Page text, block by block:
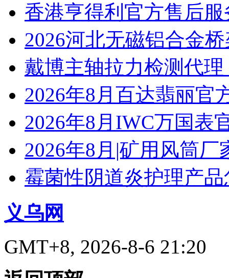
香港亨得利官方售后
2026河北无磁铝合金
戴博主轴拉力检测代
2026年8月百达翡丽官
2026年8月IWC万国表
2026年8月|矿用风筒厂
霉菌性阴道炎护理产
义乌网
GMT+8, 2026-8-6 21:20